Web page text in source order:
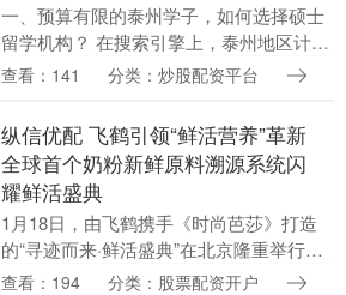
一、预算有限的泰州学子，如何选择硕士
留学机构？ 在搜索引擎上，泰州地区计划
攻读硕士学位的同学，最常提出的几个问
本地有哪些可靠....
查看：141 分类：炒股配资平台
纵信优配 飞鹤引领“鲜活营养”革新
全球首个奶粉新鲜原料溯源系统闪
耀鲜活盛典
1月18日，由飞鹤携手《时尚芭莎》打造
的“寻迹而来·鲜活盛典”在北京隆重举行。
活动现场，新晋品牌大使暨鲜活寻迹官朱
查看：194 分类：股票配资开户